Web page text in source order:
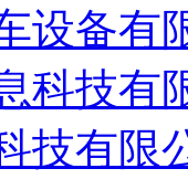
设备有
科技有
技有限